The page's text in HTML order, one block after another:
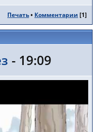
Печать• Комментарии [1]
- 19:09